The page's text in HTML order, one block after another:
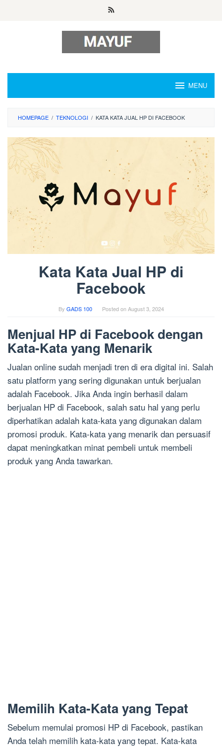
MENU
HOMEPAGE / TEKNOLOGI / KATA KATA JUAL HP DI FACEBOOK
Kata Kata Jual HP di
Facebook
By GADS 100 Posted onAugust 3, 2024
Menjual HP di Facebook dengan
Kata-Kata yang Menarik
Jualan online sudah menjadi tren di era digital ini. Salah
satu platform yang sering digunakan untuk berjualan
adalah Facebook. Jika Anda ingin berhasil dalam
berjualan HP di Facebook, salah satu hal yang perlu
diperhatikan adalah kata-kata yang digunakan dalam
promosi produk. Kata-kata yang menarik dan persuasif
dapat meningkatkan minat pembeli untuk membeli
produk yang Anda tawarkan.
Memilih Kata-Kata yang Tepat
Sebelum memulai promosi HP di Facebook, pastikan
Anda telah memilih kata-kata yang tepat. Kata-kata